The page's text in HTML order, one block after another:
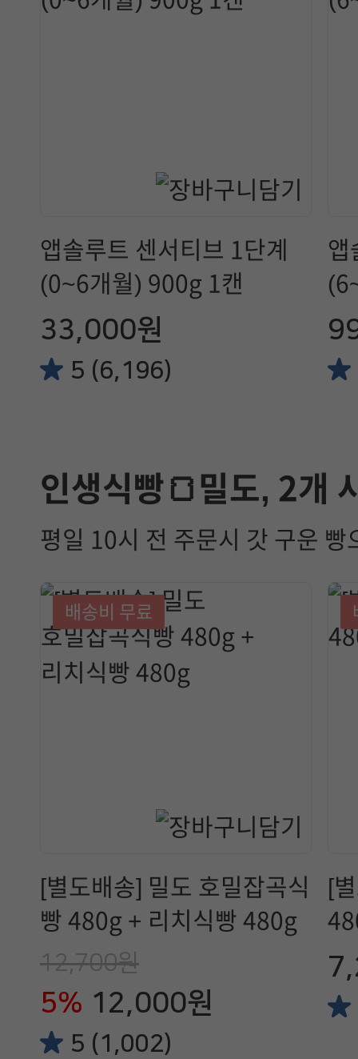
앱솔루트 센서티브 1단계
(0~6개월) 900g 1캔
33,000원
5 (6,196)
앱
인생식빵🍞밀도, 2개
평일 10시 전 주문시 갓 구운 빵
배송비 무료
[별도배송] 밀도 호밀잡곡식
빵 480g + 리치식빵 480g
12,700원
5% 12,000원
5 (1,002)
[